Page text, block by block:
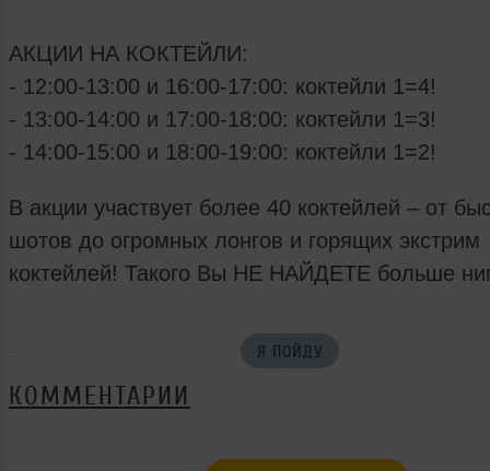
АКЦИИ НА КОКТЕЙЛИ:
- 12:00-13:00 и 16:00-17:00: коктейли 1=4!
- 13:00-14:00 и 17:00-18:00: коктейли 1=3!
- 14:00-15:00 и 18:00-19:00: коктейли 1=2!
В акции участвует более 40 коктейлей – от
шотов до огромных лонгов и горящих экстрим
коктейлей! Такого Вы НЕ НАЙДЕТЕ больше
Я ПОЙДУ
КОММЕНТАРИИ